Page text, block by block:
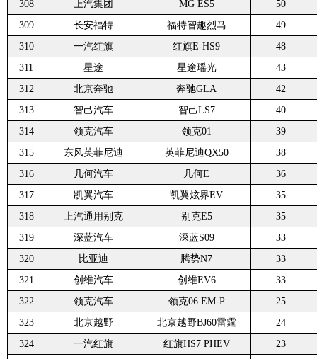
308 上汽集团 MG ES5
50
309
长安福特 福特智趣烈马
49
310
一汽红旗 红旗E-HS9
48
311
星途 星途瑶光
43
312
北京奔驰 奔驰GLA
42
313
智己汽车 智己LS7
40
314
领克汽车 领克01
39
315
东风英菲尼迪 英菲尼迪QX50
38
316
几何汽车 几何E
36
317
凯翼汽车 凯翼炫界EV
35
318
上汽通用别克 别克E5
35
319
深蓝汽车 深蓝S09
33
320
比亚迪 腾势N7
33
321
创维汽车 创维EV6
33
322
领克汽车 领克06 EM-P
25
323
北京越野 北京越野BJ60雷霆
24
324
一汽红旗 红旗HS7 PHEV
23